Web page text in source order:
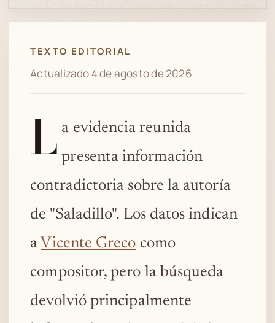
TEXTO EDITORIAL
Actualizado 4 de agosto de 2026
L a evidencia reunida
presenta información
contradictoria sobre la autoría
de "Saladillo". Los datos indican
a Vicente Greco como
compositor, pero la búsqueda
devolvió principalmente